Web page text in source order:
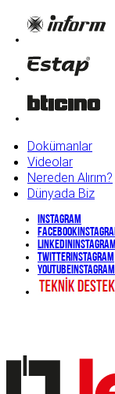
Dokümanlar
Videolar
Nereden Alırım?
Dünyada Biz
Instagram
Facebook
Linkedin Instagram
Twitter Instagram
YouTube Instagram